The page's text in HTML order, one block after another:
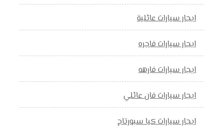
ايجار سيارات عائلية
ايجار سيارات فاجره
ايجار سيارات فارهه
ايجار سيارات فان عائلي
ايجار سيارات كيا سبورتاج